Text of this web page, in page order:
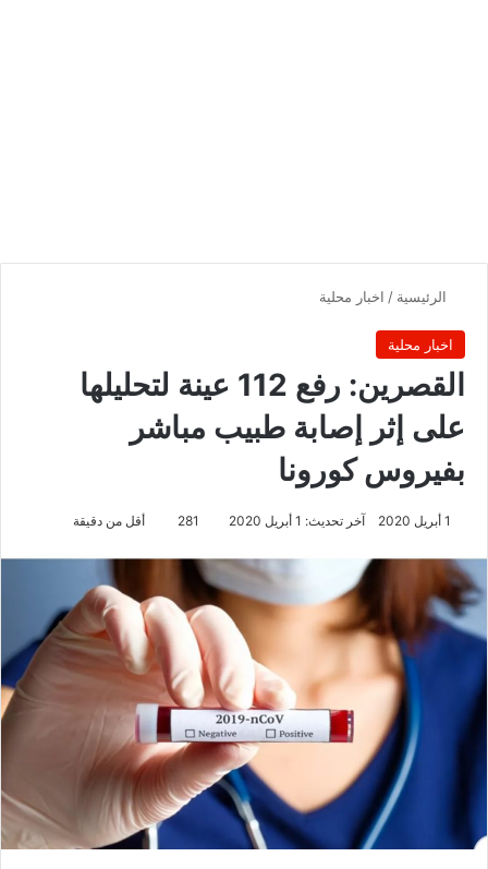
الرئيسية / اخبار محلية
اخبار محلية
القصرين: رفع 112 عينة لتحليلها
على إثر إصابة طبيب مباشر
بفيروس كورونا
1 أبريل 2020 آخر تحديث: 1 أبريل 2020 281 أقل من دقيقة